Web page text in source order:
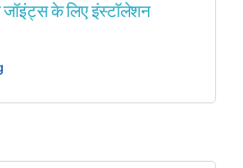
जॉइंट्स के लिए इंस्टॉलेशन